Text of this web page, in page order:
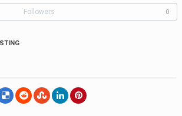
Followers 0